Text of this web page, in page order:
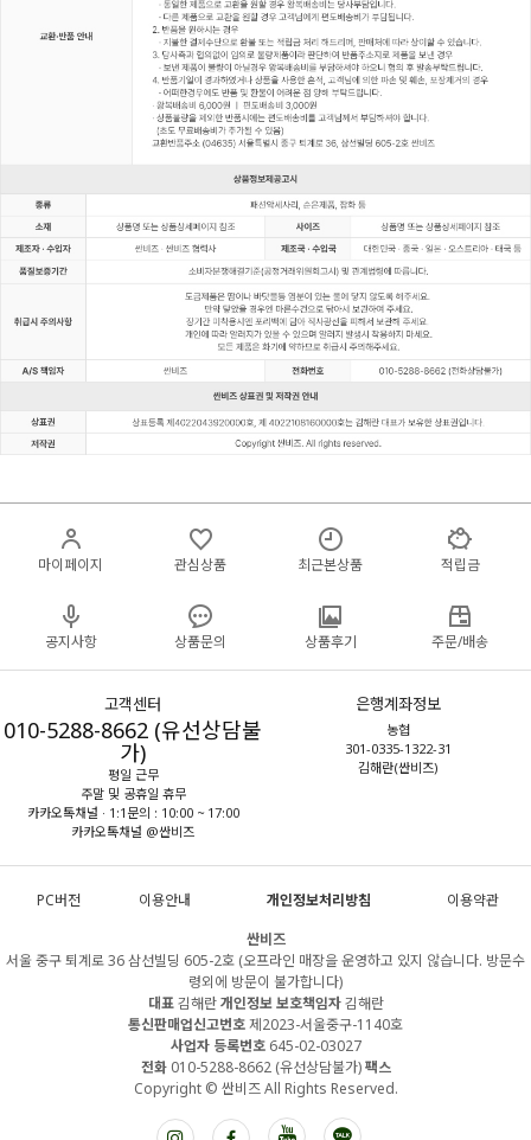
마이페이지 관심상품 최근본상품 적립금
공지사항 상품문의 상품후기 주문/배송
고객센터
010-5288-8662 (유선상담불
가)
평일 근무
주말 및 공휴일 휴무
카카오톡채널 · 1:1문의 : 10:00 ~ 17:00
카카오톡채널 @싼비즈
은행계좌정보
농협
301-0335-1322-31
김해란(싼비즈)
PC버전 이용안내 개인정보처리방침
이용약관
싼비즈
서울 중구 퇴계로 36 삼선빌딩 605-2호 (오프라인 매장을 운영하고 있지 않습니다. 방문수
령외에 방문이 불가합니다)
대표김해란개인정보 보호책임자김해란
통신판매업신고번호제2023-서울중구-1140호
사업자 등록번호645-02-03027
전화010-5288-8662 (유선상담불가)팩스
Copyright © 싼비즈 All Rights Reserved.